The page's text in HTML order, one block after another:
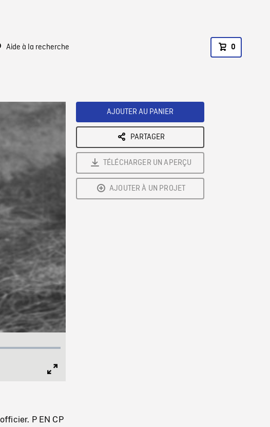
Aide à la recherche 0
P EN CP
AJOUTER AU PANIER
PARTAGER
TÉLÉCHARGER UN APERÇU
AJOUTER À UN PROJET